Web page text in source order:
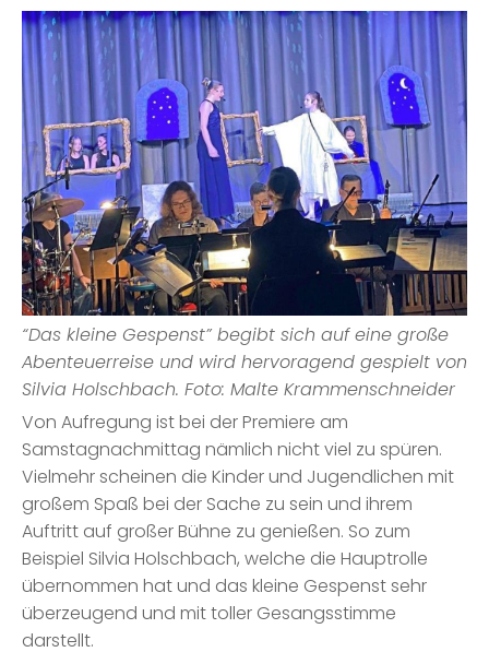
“Das kleine Gespenst” begibt sich auf eine große
Abenteuerreise und wird hervoragend gespielt von
Silvia Holschbach. Foto: Malte Krammenschneider
Von Aufregung ist bei der Premiere am
Samstagnachmittag nämlich nicht viel zu spüren.
Vielmehr scheinen die Kinder und Jugendlichen mit
großem Spaß bei der Sache zu sein und ihrem
Auftritt auf großer Bühne zu genießen. So zum
Beispiel Silvia Holschbach, welche die Hauptrolle
übernommen hat und das kleine Gespenst sehr
überzeugend und mit toller Gesangsstimme
darstellt.